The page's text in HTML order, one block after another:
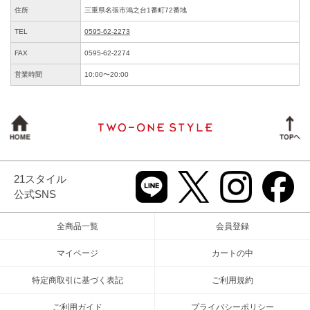
住所 三重県名張市鴻之台1番町72番地
TEL 0595-62-2273
FAX 0595-62-2274
営業時間 10:00〜20:00
21スタイル
公式SNS
全商品一覧 会員登録
マイページ カートの中
特定商取引に基づく表記 ご利用規約
ご利用ガイド プライバシーポリシー